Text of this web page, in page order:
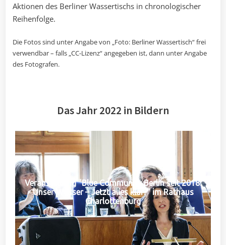
Aktionen des Berliner Wassertischs in chronologischer
Reihenfolge.
Die Fotos sind unter Angabe von „Foto: Berliner Wassertisch“ frei
verwendbar – falls „CC-Lizenz“ angegeben ist, dann unter Angabe
des Fotografen.
Das Jahr 2022 in Bildern
Veranstaltung "Blue Community Berlin seit 2018:
Unser Wasser – Jetzt alles klar?" im Rathaus
Charlottenburg